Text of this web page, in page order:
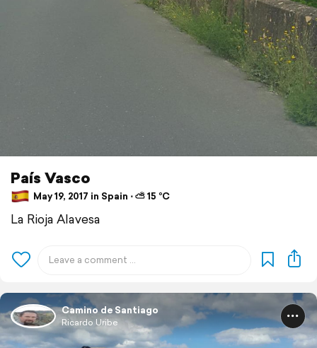
País Vasco
May 19, 2017 in Spain ⋅ ⛅ 15 °C
La Rioja Alavesa
Camino de Santiago
Ricardo Uribe